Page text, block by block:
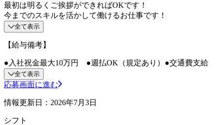
最初は明るくご挨拶ができればOKです！
今までのスキルを活かして働けるお仕事です！
全て表示
【給与備考】
●入社祝金最大10万円 ●週払OK（規定あり）●交通費支給
全て表示
応募画面に進む
情報更新日：2026年7月3日
シフト